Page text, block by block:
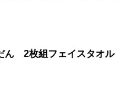
ん 2枚組フェイスタオル